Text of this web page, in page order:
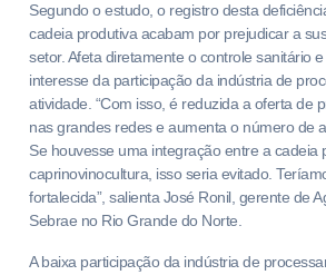
Segundo o estudo, o registro desta
cadeia produtiva acabam por prejudicar a
setor. Afeta diretamente o controle sanitário
interesse da participação da indústria de
atividade. “Com isso, é reduzida a oferta de
nas grandes redes e aumenta o número de
Se houvesse uma integração entre a cadeia
caprinovinocultura, isso seria evitado.
fortalecida”, salienta José Ronil, gerente de
Sebrae no Rio Grande do Norte.
A baixa participação da indústria de